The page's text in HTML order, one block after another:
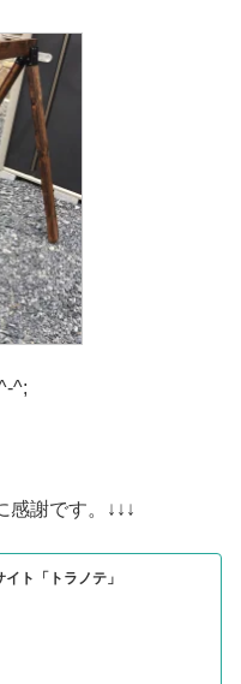
^;
感謝です。↓↓↓
ト「トラノテ」